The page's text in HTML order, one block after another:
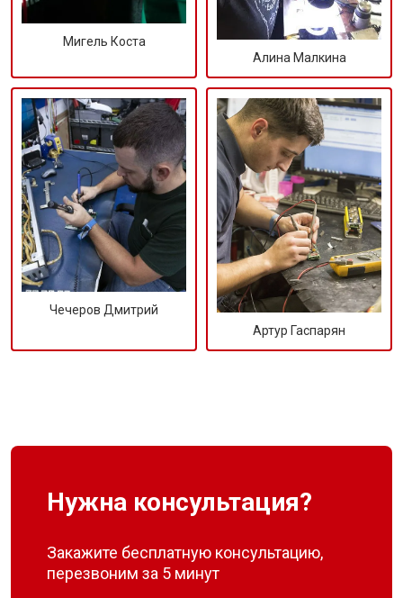
Мигель Коста
Алина Малкина
Чечеров Дмитрий
Артур Гаспарян
Нужна консультация?
Закажите бесплатную консультацию,
перезвоним за 5 минут